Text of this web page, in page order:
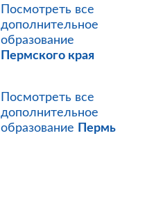
Посмотреть все
дополнительное
образование
Пермского края
Посмотреть все
дополнительное
образование Пермь